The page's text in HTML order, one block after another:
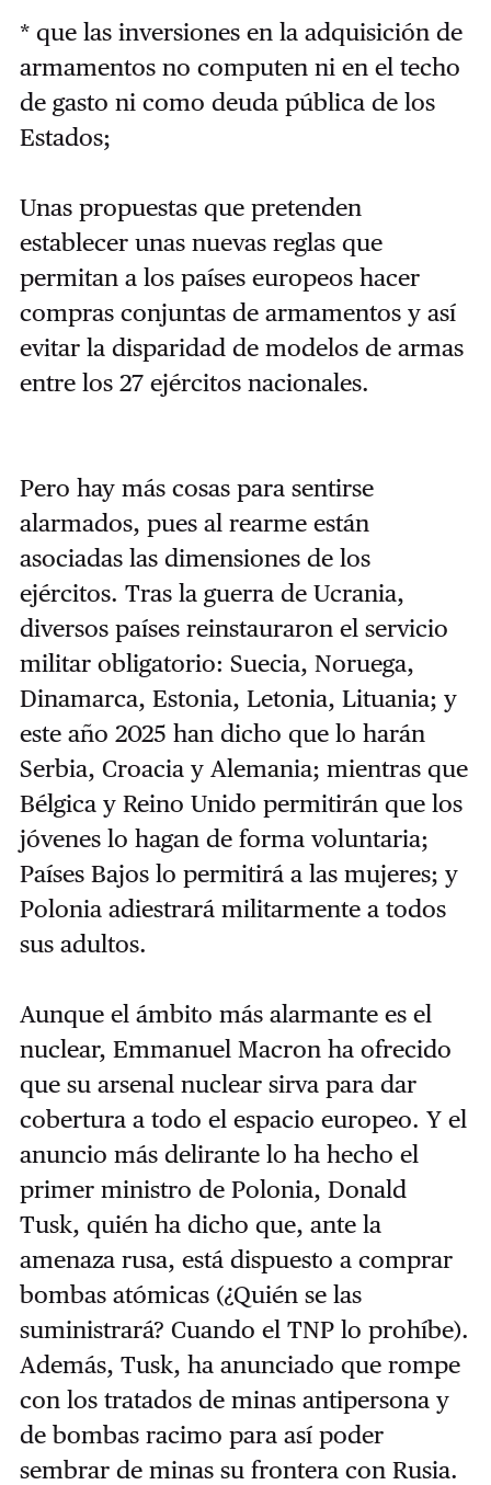
* que las inversiones en la adquisición de
armamentos no computen ni en el techo
de gasto ni como deuda pública de los
Estados;
Unas propuestas que pretenden
establecer unas nuevas reglas que
permitan a los países europeos hacer
compras conjuntas de armamentos y así
evitar la disparidad de modelos de armas
entre los 27 ejércitos nacionales.
Pero hay más cosas para sentirse
alarmados, pues al rearme están
asociadas las dimensiones de los
ejércitos. Tras la guerra de Ucrania,
diversos países reinstauraron el servicio
militar obligatorio: Suecia, Noruega,
Dinamarca, Estonia, Letonia, Lituania; y
este año 2025 han dicho que lo harán
Serbia, Croacia y Alemania; mientras que
Bélgica y Reino Unido permitirán que los
jóvenes lo hagan de forma voluntaria;
Países Bajos lo permitirá a las mujeres; y
Polonia adiestrará militarmente a todos
sus adultos.
Aunque el ámbito más alarmante es el
nuclear, Emmanuel Macron ha ofrecido
que su arsenal nuclear sirva para dar
cobertura a todo el espacio europeo. Y el
anuncio más delirante lo ha hecho el
primer ministro de Polonia, Donald
Tusk, quién ha dicho que, ante la
amenaza rusa, está dispuesto a comprar
bombas atómicas (¿Quién se las
suministrará? Cuando el TNP lo prohíbe).
Además, Tusk, ha anunciado que rompe
con los tratados de minas antipersona y
de bombas racimo para así poder
sembrar de minas su frontera con Rusia.